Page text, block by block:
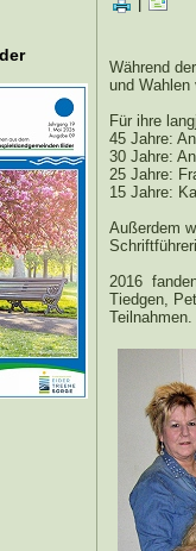
Während
und Wahlen
Für ihre
45 Jahre:
30 Jahre:
25 Jahre:
15 Jahre:
Außerdem
2016
Tiedgen,
Teilnahmen.